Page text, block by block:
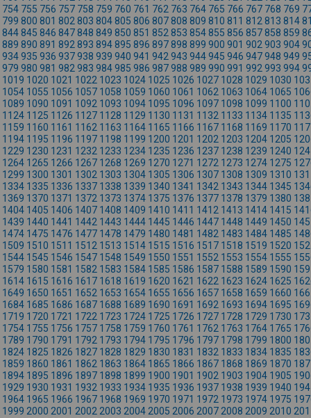
754 755 756 757 758 759 760 761 762 763 764 765 766 767 768 769
799 800 801 802 803 804805 806 807808 809 810 811 812 813 814
844845 846 847848 849 850 851 852 853 854855 856 857858 859
889 890 891 892 893 894895 896 897898 899 900 901 902 903 904
934935 936 937938 939 940 941 942 943 944945 946 947948 949
979 980 981 982 983 984985 986 987988 989 990 991 992 993 994
1019 1020 1021 1022 1023 1024 1025 1026 1027 1028 1029 1030
1054 1055 1056 1057 1058 1059 1060 1061 1062 1063 1064 1065
1089 1090 1091 1092 1093 1094 1095 1096 1097 1098 1099 1100
1124 1125 1126 1127 1128 1129 1130 1131 1132 1133 1134 1135
1159 1160 1161 1162 1163 1164 1165 1166 1167 1168 1169 1170
1194 1195 1196 1197 1198 1199 1200 1201 1202 1203 1204 1205
1229 1230 1231 1232 1233 1234 1235 1236 1237 1238 1239 1240
1264 1265 1266 1267 1268 1269 1270 1271 1272 1273 1274 1275
1299 1300 1301 1302 1303 1304 1305 1306 1307 1308 1309 1310
1334 1335 1336 1337 1338 1339 1340 1341 1342 1343 1344 1345
1369 1370 1371 1372 1373 1374 1375 1376 1377 1378 1379 1380
1404 1405 1406 1407 1408 1409 1410 1411 1412 1413 1414 1415
1439 1440 1441 1442 1443 1444 1445 1446 1447 1448 1449 1450
1474 1475 1476 1477 1478 1479 1480 1481 1482 1483 1484 1485
1509 1510 1511 1512 1513 1514 1515 1516 1517 1518 1519 1520
1544 1545 1546 1547 1548 1549 1550 1551 1552 1553 1554 1555
1579 1580 1581 1582 1583 1584 1585 1586 1587 1588 1589 1590
1614 1615 1616 1617 1618 1619 1620 1621 1622 1623 1624 1625
1649 1650 1651 1652 1653 1654 1655 1656 1657 1658 1659 1660
1684 1685 1686 1687 1688 1689 1690 1691 1692 1693 1694 1695
1719 1720 1721 1722 1723 1724 1725 1726 1727 1728 1729 1730
1754 1755 1756 1757 1758 1759 1760 1761 1762 1763 1764 1765
1789 1790 1791 1792 1793 1794 1795 1796 1797 1798 1799 1800
1824 1825 1826 1827 1828 1829 1830 1831 1832 1833 1834 1835
1859 1860 1861 1862 1863 1864 1865 1866 1867 1868 1869 1870
1894 1895 1896 1897 1898 1899 1900 1901 1902 1903 1904 1905
1929 1930 1931 1932 1933 1934 1935 1936 1937 1938 1939 1940
1964 1965 1966 1967 1968 1969 1970 1971 1972 1973 1974 1975
1999 2000 2001 2002 2003 2004 2005 2006 2007 2008 2009 2010